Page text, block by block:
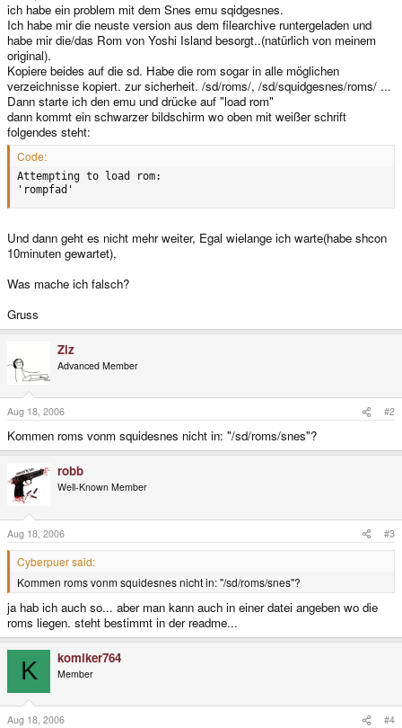
ich habe ein problem mit dem Snes emu sqidgesnes.
Ich habe mir die neuste version aus dem filearchive runtergeladen und
habe mir die/das Rom von Yoshi Island besorgt..(natürlich von meinem
original).
Kopiere beides auf die sd. Habe die rom sogar in alle möglichen
verzeichnisse kopiert. zur sicherheit. /sd/roms/, /sd/squidgesnes/roms/ ...
Dann starte ich den emu und drücke auf "load rom"
dann kommt ein schwarzer bildschirm wo oben mit weißer schrift
folgendes steht:
Code:
Attempting to load rom:
'rompfad'
Und dann geht es nicht mehr weiter, Egal wielange ich warte(habe shcon
10minuten gewartet),
Was mache ich falsch?
Gruss
Ziz
Advanced Member
Aug 18, 2006 #2
Kommen roms vonm squidesnes nicht in: "/sd/roms/snes"?
robb
Well-Known Member
Aug 18, 2006 #3
Cyberpuer said:
Kommen roms vonm squidesnes nicht in: "/sd/roms/snes"?
ja hab ich auch so... aber man kann auch in einer datei angeben wo die
roms liegen. steht bestimmt in der readme...
K komiker764
Member
Aug 18, 2006 #4